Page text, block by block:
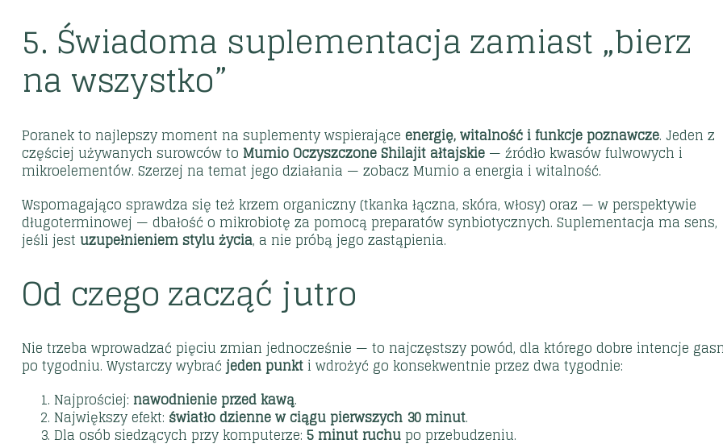
5. Świadoma suplementacja zamiast „bierz
na wszystko”
Poranek to najlepszy moment na suplementy wspierające energię, witalność i funkcje poznawcze. Jeden z
częściej używanych surowców to Mumio Oczyszczone Shilajit ałtajskie — źródło kwasów fulwowych i
mikroelementów. Szerzej na temat jego działania — zobacz Mumio a energia i witalność.
Wspomagająco sprawdza się też krzem organiczny(tkanka łączna, skóra, włosy) oraz — w perspektywie
długoterminowej — dbałość o mikrobiotę za pomocą preparatów synbiotycznych. Suplementacja ma sens,
jeśli jest uzupełnieniem stylu życia, a nie próbą jego zastąpienia.
Od czego zacząć jutro
Nie trzeba wprowadzać pięciu zmian jednocześnie — to najczęstszy powód, dla którego dobre intencje
po tygodniu. Wystarczy wybrać jeden punkt i wdrożyć go konsekwentnie przez dwa tygodnie:
Najprościej: nawodnienie przed kawą.
Największy efekt: światło dzienne w ciągu pierwszych 30 minut.
Dla osób siedzących przy komputerze: 5 minut ruchupo przebudzeniu.